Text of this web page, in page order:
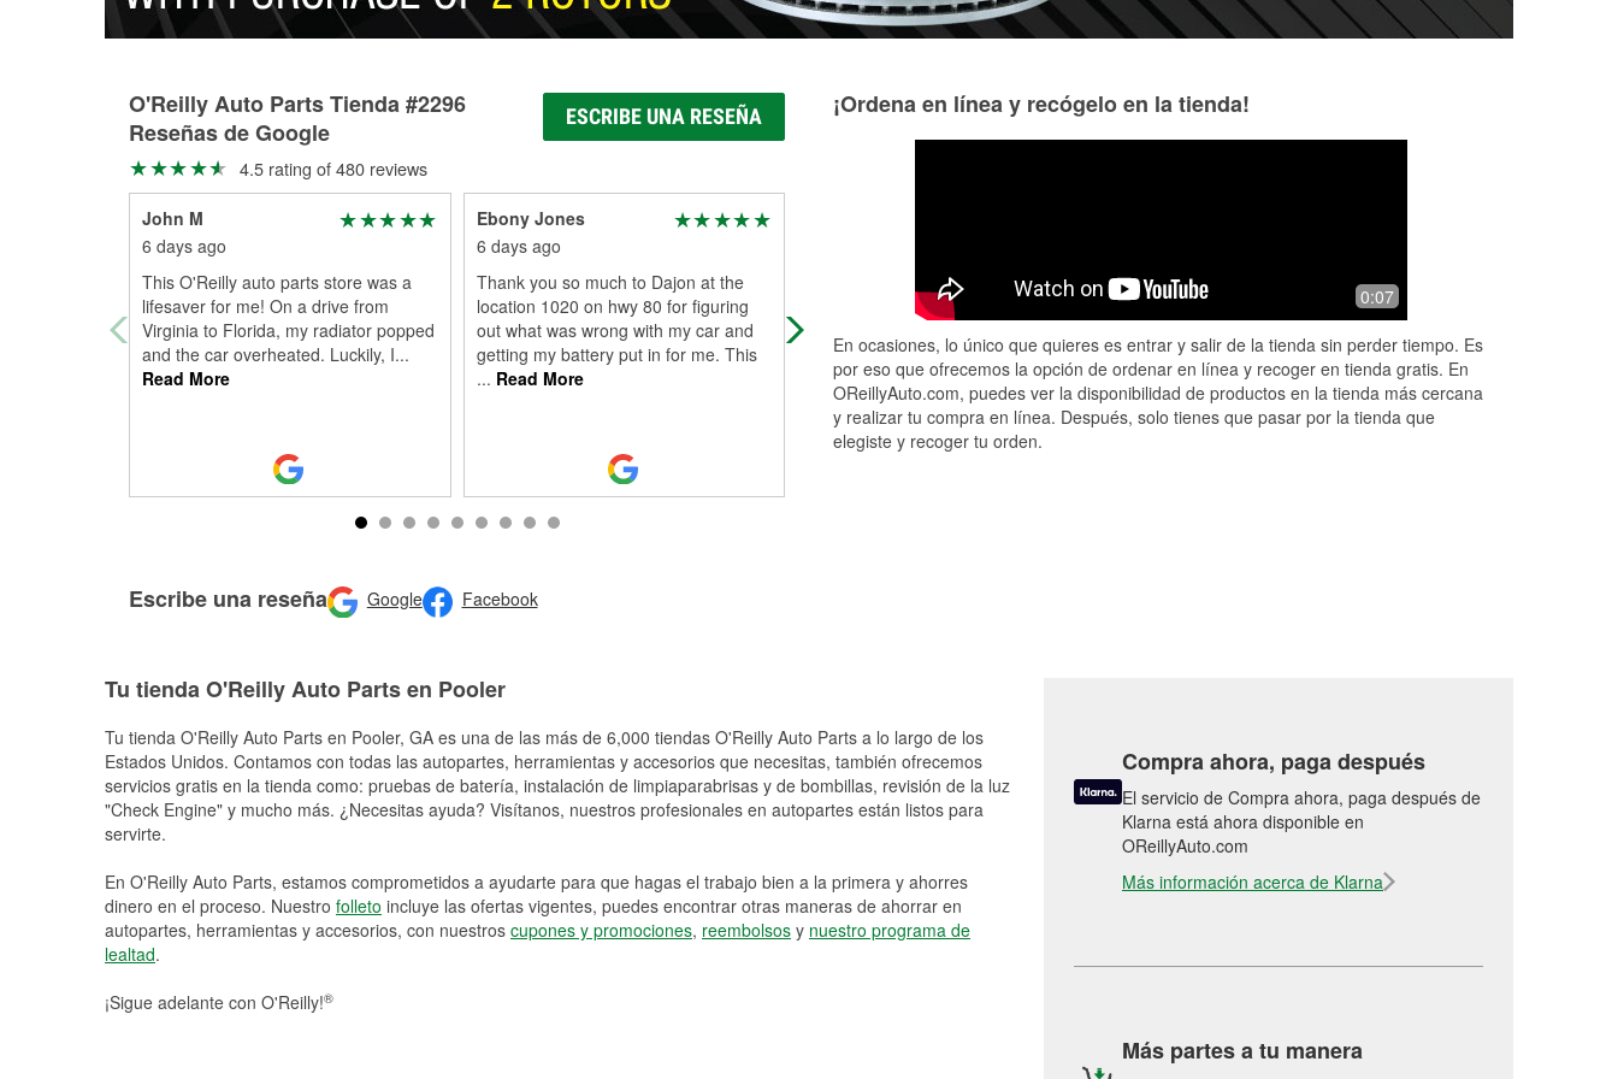
O'Reilly Auto Parts Tienda #2296
Reseñas de Google
ESCRIBE UNA RESEÑA
4.5 rating of 480 reviews
John M
6 days ago
This O'Reilly auto parts store was a
lifesaver for me! On a drive from
Virginia to Florida, my radiator popped
and the car overheated. Luckily, I...
Read More
Ebony Jones
6 days ago
Thank you so much to Dajon at the
location 1020 on hwy 80 for figuring
out what was wrong with my car and
getting my battery put in for me. This
... Read More
If you are in the Pooler area and in
need of auto parts, I would suggest
you visit O’Reilly’s. I visit this area
often, and I had a quick issue w...
Read More
No matter where I'm at in the United
States O'Reilly's comes through
Helping about 4
Escribe una reseña Google Facebook
¡Ordena en línea y recógelo en la tienda!
0:07
En ocasiones, lo único que quieres es entrar y salir de la tienda sin perder tiempo. Es
por eso que ofrecemos la opción de ordenar en línea y recoger en tienda gratis. En
OReillyAuto.com, puedes ver la disponibilidad de productos en la tienda más cercana
y realizar tu compra en línea. Después, solo tienes que pasar por la tienda que
elegiste y recoger tu orden.
Tu tienda O'Reilly Auto Parts en Pooler
Tu tienda O'Reilly Auto Parts en Pooler, GA es una de las más de 6,000 tiendas O'Reilly Auto Parts a lo largo de los
Estados Unidos. Contamos con todas las autopartes, herramientas y accesorios que necesitas, también ofrecemos
servicios gratis en la tienda como: pruebas de batería, instalación de limpiaparabrisas y de bombillas, revisión de la luz
"Check Engine" y mucho más. ¿Necesitas ayuda? Visítanos, nuestros profesionales en autopartes están listos para
servirte.
En O'Reilly Auto Parts, estamos comprometidos a ayudarte para que hagas el trabajo bien a la primera y ahorres
dinero en el proceso. Nuestro folleto incluye las ofertas vigentes, puedes encontrar otras maneras de ahorrar en
autopartes, herramientas y accesorios, con nuestros cupones y promociones, reembolsos y nuestro programa de
lealtad.
¡Sigue adelante con O'Reilly!®
Compra ahora, paga después
El servicio de Compra ahora, paga después de
Klarna está ahora disponible en
OReillyAuto.com
Más información acerca de Klarna
Más partes a tu manera